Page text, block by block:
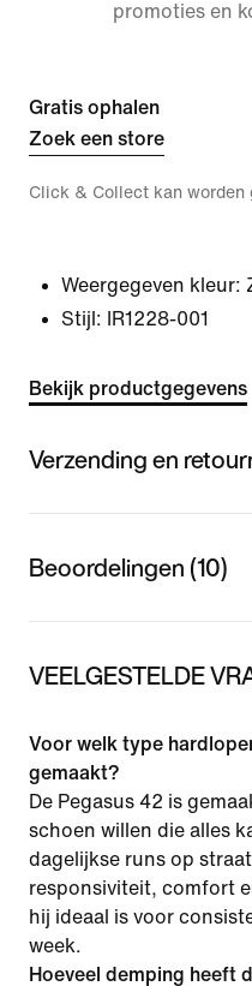
promoties en
Gratis ophalen
Zoek een store
Click & Collect kan worden
Weergegeven kleur:
Stijl:
IR1228-001
Bekijk productgegevens
Verzending en
Beoordelingen (10)
VEELGESTELDE
Voor welk type
gemaakt?
De Pegasus 42 is
schoen willen die alles
dagelijkse runs op
responsiviteit, comfort
hij ideaal is voor
week.
Hoeveel demping heeft